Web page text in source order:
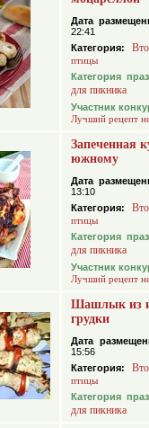
Дата
22:41
Категория:
птицы
Категория
для пикника
Участник
Лучший рецепт
Запеченная
южному
Дата
13:10
Категория:
птицы
Категория
для пикника
Участник
Лучший рецепт
Шашлык из
грудки
Дата
15:56
Категория:
птицы
Категория
для пикника